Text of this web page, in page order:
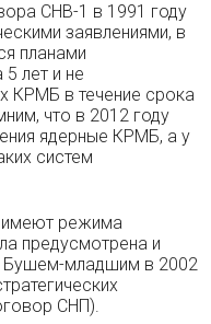
СНВ-1 в 1991 году
заявлениями, в
планами
лет и не
КРМБ в течение срока
что в 2012 году
ядерные КРМБ, а у
систем
имеют режима
предусмотрена и
Бушем-младшим в 2002
СНП).